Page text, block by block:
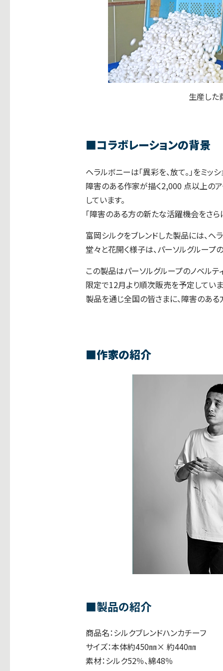
生産した
■コラボレーションの背景
ヘラルボニーは「異彩を、放て。」をミ
障害のある作家が描く2,000 点以上の
しています。
「障害のある方の新たな活躍機会をさら
富岡シルクをブレンドした製品には、ヘ
堂々と花開く様子は、パーソルグループ
この製品はパーソルグループのノベル
限定で12月より順次販売を予定していま
製品を通じ全国の皆さまに、障害のあ
■作家の紹介
■製品の紹介
商品名：シルクブレンドハンカチーフ
サイズ：本体約450㎜× 約440㎜
素材：シルク52％、綿48％